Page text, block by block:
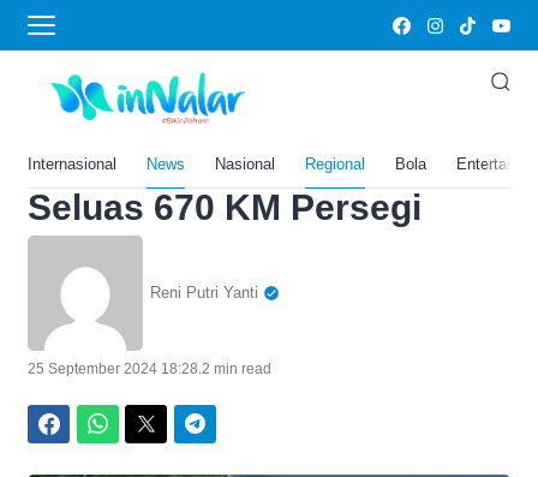
Internasional News Nasional Regional Bola
Home›News
5 Kecamatan Menyatu,
Kabupaten Deli Serdang
Akan Bentuk Daerah Baru
Seluas 670 KM Persegi
Reni Putri Yanti
25 September 2024 18:28.2 min read